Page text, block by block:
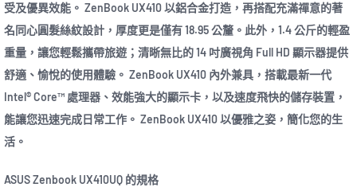
受及優異效能。 ZenBook UX410 以鋁合金打造，再搭配充滿禪意的著
名同心圓髮絲紋設計，厚度更是僅有 18.95 公釐。此外，1.4 公斤的輕盈
重量，讓您輕鬆攜帶旅遊；清晰無比的 14 吋廣視角 Full HD 顯示器提供
舒適、愉悅的使用體驗。 ZenBook UX410 內外兼具，搭載最新一代
Intel® Core™ 處理器、效能強大的顯示卡，以及速度飛快的儲存裝置，
能讓您迅速完成日常工作。 ZenBook UX410 以優雅之姿，簡化您的生
活。
ASUS Zenbook UX410UQ 的規格